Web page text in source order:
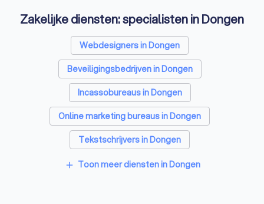
Zakelijke diensten: specialisten in Dongen
Webdesigners in Dongen
Beveiligingsbedrijven in Dongen
Incassobureaus in Dongen
Online marketing bureaus in Dongen
Tekstschrijvers in Dongen
Vertaalbureaus in Dongen
add Toon meer diensten in Dongen